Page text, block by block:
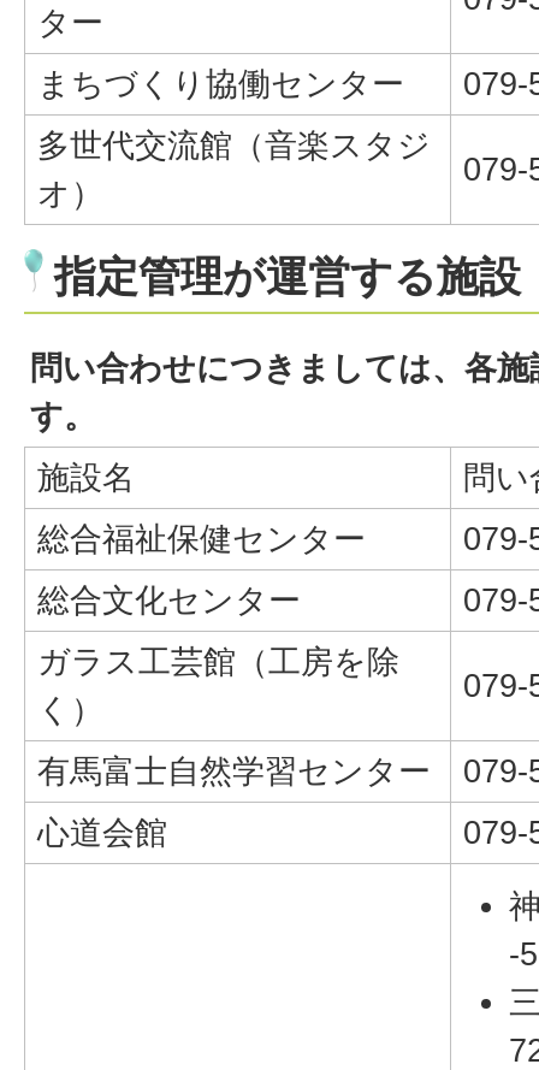
ター
まちづくり協働センター
079-
多世代交流館（音楽スタジ
オ）
079-
指定管理が運営する施設
問い合わせにつきましては、各
す。
施設名
問
総合福祉保健センター
079-
総合文化センター
079-
ガラス工芸館（工房を除
く）
079-
有馬富士自然学習センター
079-
心道会館
079-
-